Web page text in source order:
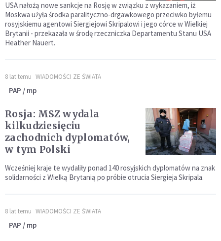
USA nałożą nowe sankcje na Rosję w związku z wykazaniem, iż
Moskwa użyła środka paralityczno-drgawkowego przeciwko byłemu
rosyjskiemu agentowi Siergiejowi Skripalowi i jego córce w Wielkiej
Brytanii - przekazała w środę rzeczniczka Departamentu Stanu USA
Heather Nauert.
8 lat temu WIADOMOŚCI ZE ŚWIATA
PAP / mp
Rosja: MSZ wydala
kilkudziesięciu
zachodnich dyplomatów,
w tym Polski
Wcześniej kraje te wydaliły ponad 140 rosyjskich dyplomatów na znak
solidarności z Wielką Brytanią po próbie otrucia Siergieja Skripala.
8 lat temu WIADOMOŚCI ZE ŚWIATA
PAP / mp